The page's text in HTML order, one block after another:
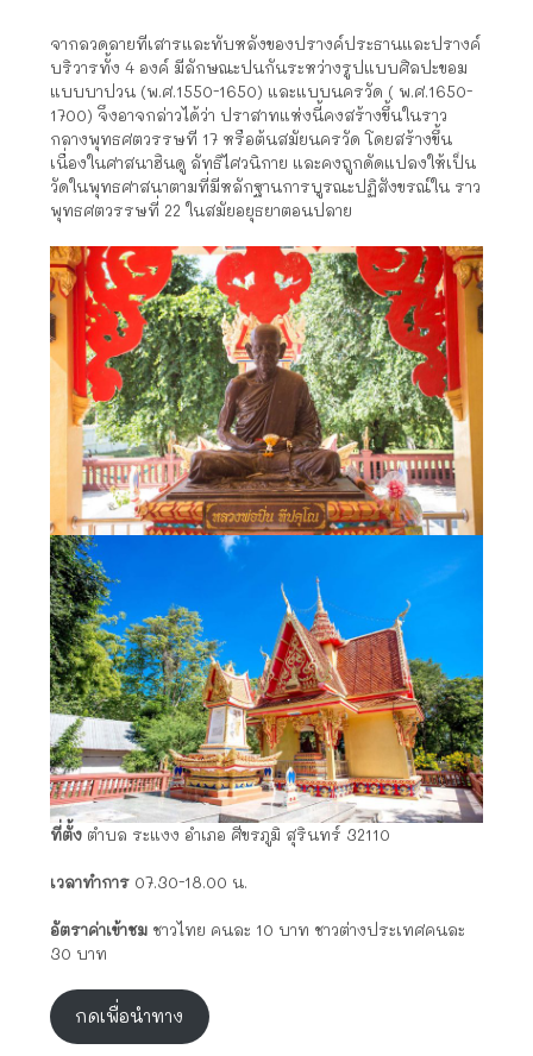
จากลวดลายทีเสารและทับหลังของปรางค์ประธานและปรางค์
บริวารทั้ง 4 องค์ มีลักษณะปนกันระหว่างรูปแบบศิลปะขอม
แบบบาปวน (พ.ศ.1550-1650) และแบบนครวัด ( พ.ศ.1650-
1700) จึงอาจกล่าวได้ว่า ปราสาทแห่งนี้คงสร้างขึ้นในราว
กลางพุทธศตวรรษที 17 หรือต้นสมัยนครวัด โดยสร้างขึ้น
เนื่องในศาสนาฮินดู ลัทธิไศวนิกาย และคงถูกดัดแปลงให้เป็น
วัดในพุทธศาสนาตามที่มีหลักฐานการบูรณะปฏิสังขรณ์ใน ราว
พุทธศตวรรษที่ 22 ในสมัยอยุธยาตอนปลาย
ที่ตั้ง ตำบล ระแงง อำเภอ ศีขรภูมิ สุรินทร์ 32110
เวลาทำการ 07.30-18.00 น.
อัตราค่าเข้าชม ชาวไทย คนละ 10 บาท ชาวต่างประเทศคนละ
30 บาท
กดเพื่อนำทาง